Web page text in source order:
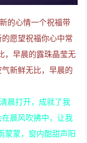
的心情一个祝福带
愿望祝福你心中常
，早晨的露珠晶莹无
新鲜无比，早晨的
晨打开，成就了我
晨风吹拂中，让我
蒙蒙，窗内酣甜声阳